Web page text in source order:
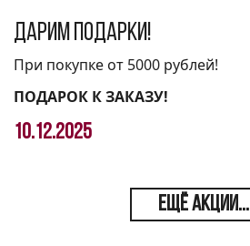
Дарим подарки!
При покупке от 5000 рублей!
ПОДАРОК К ЗАКАЗУ!
10.12.2025
ЕЩЁ АКЦИИ...